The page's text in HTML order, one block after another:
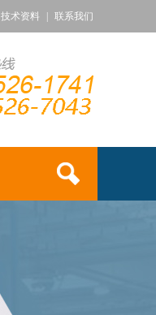
技术资料 联系我们